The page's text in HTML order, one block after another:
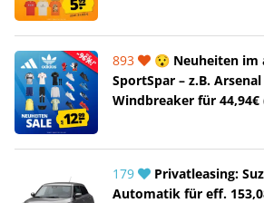
893
😯 Neuheiten im
SportSpar – z.B.
Windbreaker für
179
Privatleasing:
Automatik für eff.